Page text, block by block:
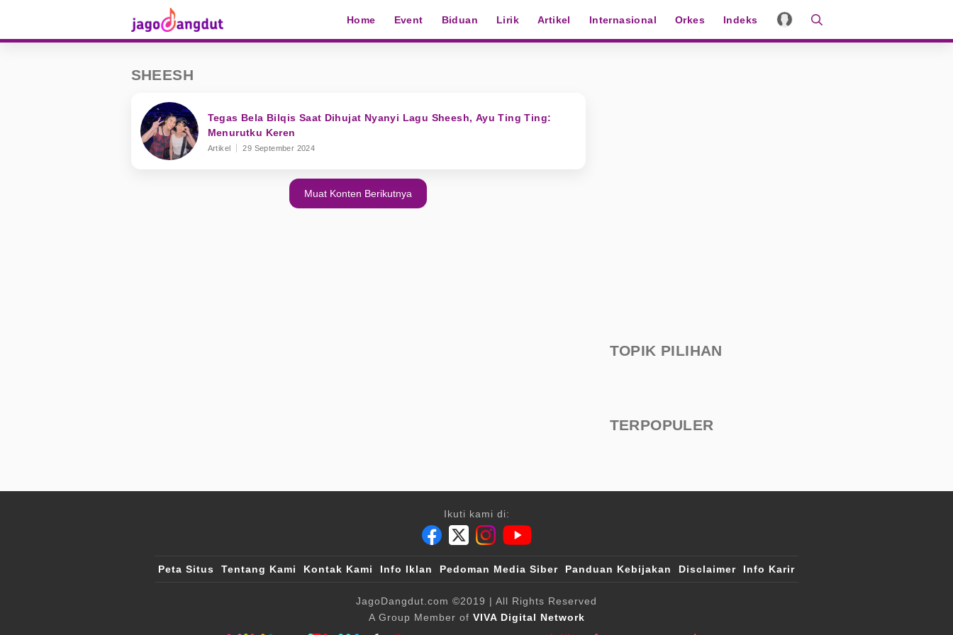
Home Event Biduan Lirik Artikel Internasional Orkes Indeks
SHEESH
Tegas Bela Bilqis Saat Dihujat Nyanyi Lagu Sheesh, Ayu Ting Ting:
Menurutku Keren
Artikel 29 September 2024
Muat Konten Berikutnya
TOPIK PILIHAN
TERPOPULER
Ikuti kami di:
Peta Situs Tentang Kami Kontak Kami Info Iklan Pedoman Media Siber Panduan Kebijakan Disclaimer Info Karir
JagoDangdut.com ©2019 | All Rights Reserved
A Group Member of VIVA Digital Network